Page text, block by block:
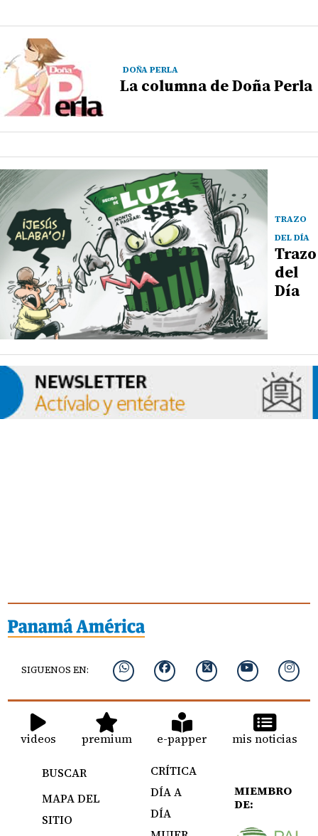
DOÑA PERLA
La columna de Doña Perla
TRAZO
DEL DÍA
Trazo
del
Día
SIGUENOS EN:
videos premium e-papper mis noticias
BUSCAR
MAPA DEL
SITIO
CRÍTICA
DÍA A
DÍA
MIEMBRO
DE: